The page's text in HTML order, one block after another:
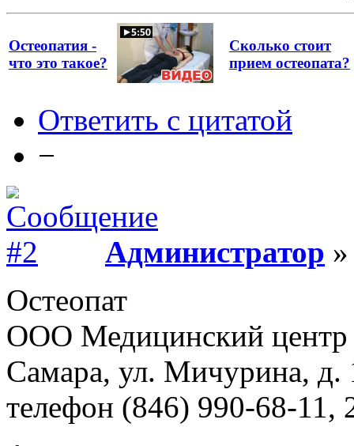
Остеопатия -
что это такое?
Сколько стоит
прием остеопата?
Ответить с цитатой
−
Администратор
Остеопат
ООО Медицинский
Самара, ул. Мичурина, д.
телефон (846) 990-68-11,